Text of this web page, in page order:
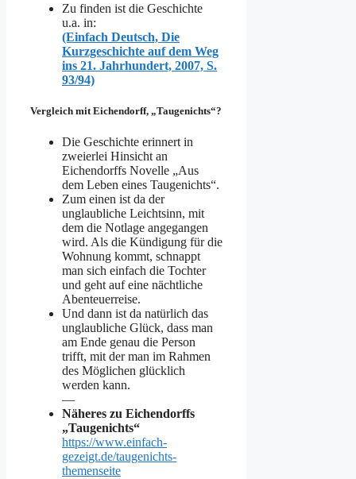
Zu finden ist die Geschichte
u.a. in:
(Einfach Deutsch, Die
Kurzgeschichte auf dem Weg
ins 21. Jahrhundert, 2007, S.
93/94)
Vergleich mit Eichendorff, „Taugenichts“?
Die Geschichte erinnert in
zweierlei Hinsicht an
Eichendorffs Novelle „Aus
dem Leben eines Taugenichts“.
Zum einen ist da der
unglaubliche Leichtsinn, mit
dem die Notlage angegangen
wird. Als die Kündigung für die
Wohnung kommt, schnappt
man sich einfach die Tochter
und geht auf eine nächtliche
Abenteuerreise.
Und dann ist da natürlich das
unglaubliche Glück, dass man
am Ende genau die Person
trifft, mit der man im Rahmen
des Möglichen glücklich
werden kann.
—
Näheres zu Eichendorffs
„Taugenichts“
https://www.einfach-
gezeigt.de/taugenichts-
themenseite